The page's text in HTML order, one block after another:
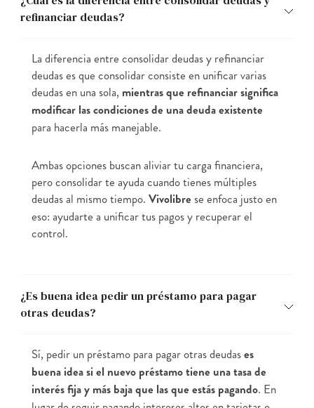
refinanciar deudas?
La diferencia entre consolidar deudas y refinanciar
deudas es que consolidar consiste en unificar varias
deudas en una sola, mientras que refinanciar significa
modificar las condiciones de una deuda existente
para hacerla más manejable.
Ambas opciones buscan aliviar tu carga financiera,
pero consolidar te ayuda cuando tienes múltiples
deudas al mismo tiempo. Vivolibre se enfoca justo en
eso: ayudarte a unificar tus pagos y recuperar el
control.
¿Es buena idea pedir un préstamo para pagar
otras deudas?
Sí, pedir un préstamo para pagar otras deudases
buena idea si el nuevo préstamo tiene una tasa de
interés fija y más baja que las que estás pagando. En